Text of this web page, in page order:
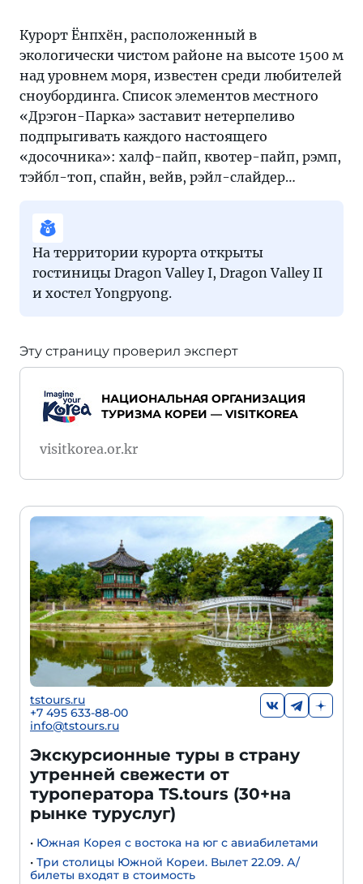
Курорт Ёнпхён, расположенный в
экологически чистом районе на высоте 1500 м
над уровнем моря, известен среди любителей
сноубординга. Список элементов местного
«Дрэгон-Парка» заставит нетерпеливо
подпрыгивать каждого настоящего
«досочника»: халф-пайп, квотер-пайп, рэмп,
тэйбл-топ, спайн, вейв, рэйл-слайдер…
На территории курорта открыты
гостиницы Dragon Valley I, Dragon Valley II
и хостел Yongpyong.
Эту страницу проверил эксперт
НАЦИОНАЛЬНАЯ ОРГАНИЗАЦИЯ
ТУРИЗМА КОРЕИ — VISITKOREA
visitkorea.or.kr
tstours.ru
+7 495 633-88-00
info@tstours.ru
Экскурсионные туры в страну
утренней свежести от
туроператора TS.tours (30+на
рынке туруслуг)
• Южная Корея с востока на юг с авиабилетами
• Три столицы Южной Кореи. Вылет 22.09. А/
билеты входят в стоимость